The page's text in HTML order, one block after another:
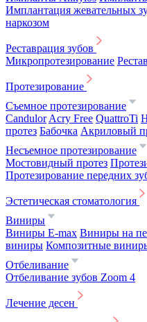
Имплантация жевательных
наркозом
Реставрация зубов
Микропротезирование
Протезирование
Съемное протезирование
Candulor Acry Free QuattroTi
протез Бабочка Акриловый
Несъемное протезирование
Мостовидный протез
Протезирование передних
Эстетическая стоматология
Виниры
Виниры E-max Виниры на
виниры Композитные
Отбеливание
Отбеливание зубов Zoom 4
Лечение десен